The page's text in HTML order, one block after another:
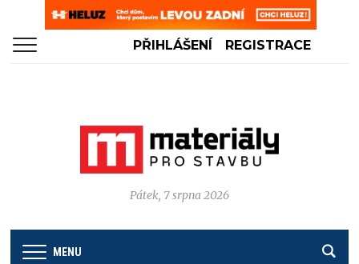
PŘIHLÁŠENÍ REGISTRACE
Pátek, 7 srpna 2026
MENU